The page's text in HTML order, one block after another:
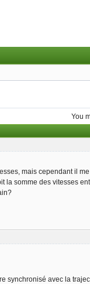
You
mais cependant il
la somme des vitesses
synchronisé avec la